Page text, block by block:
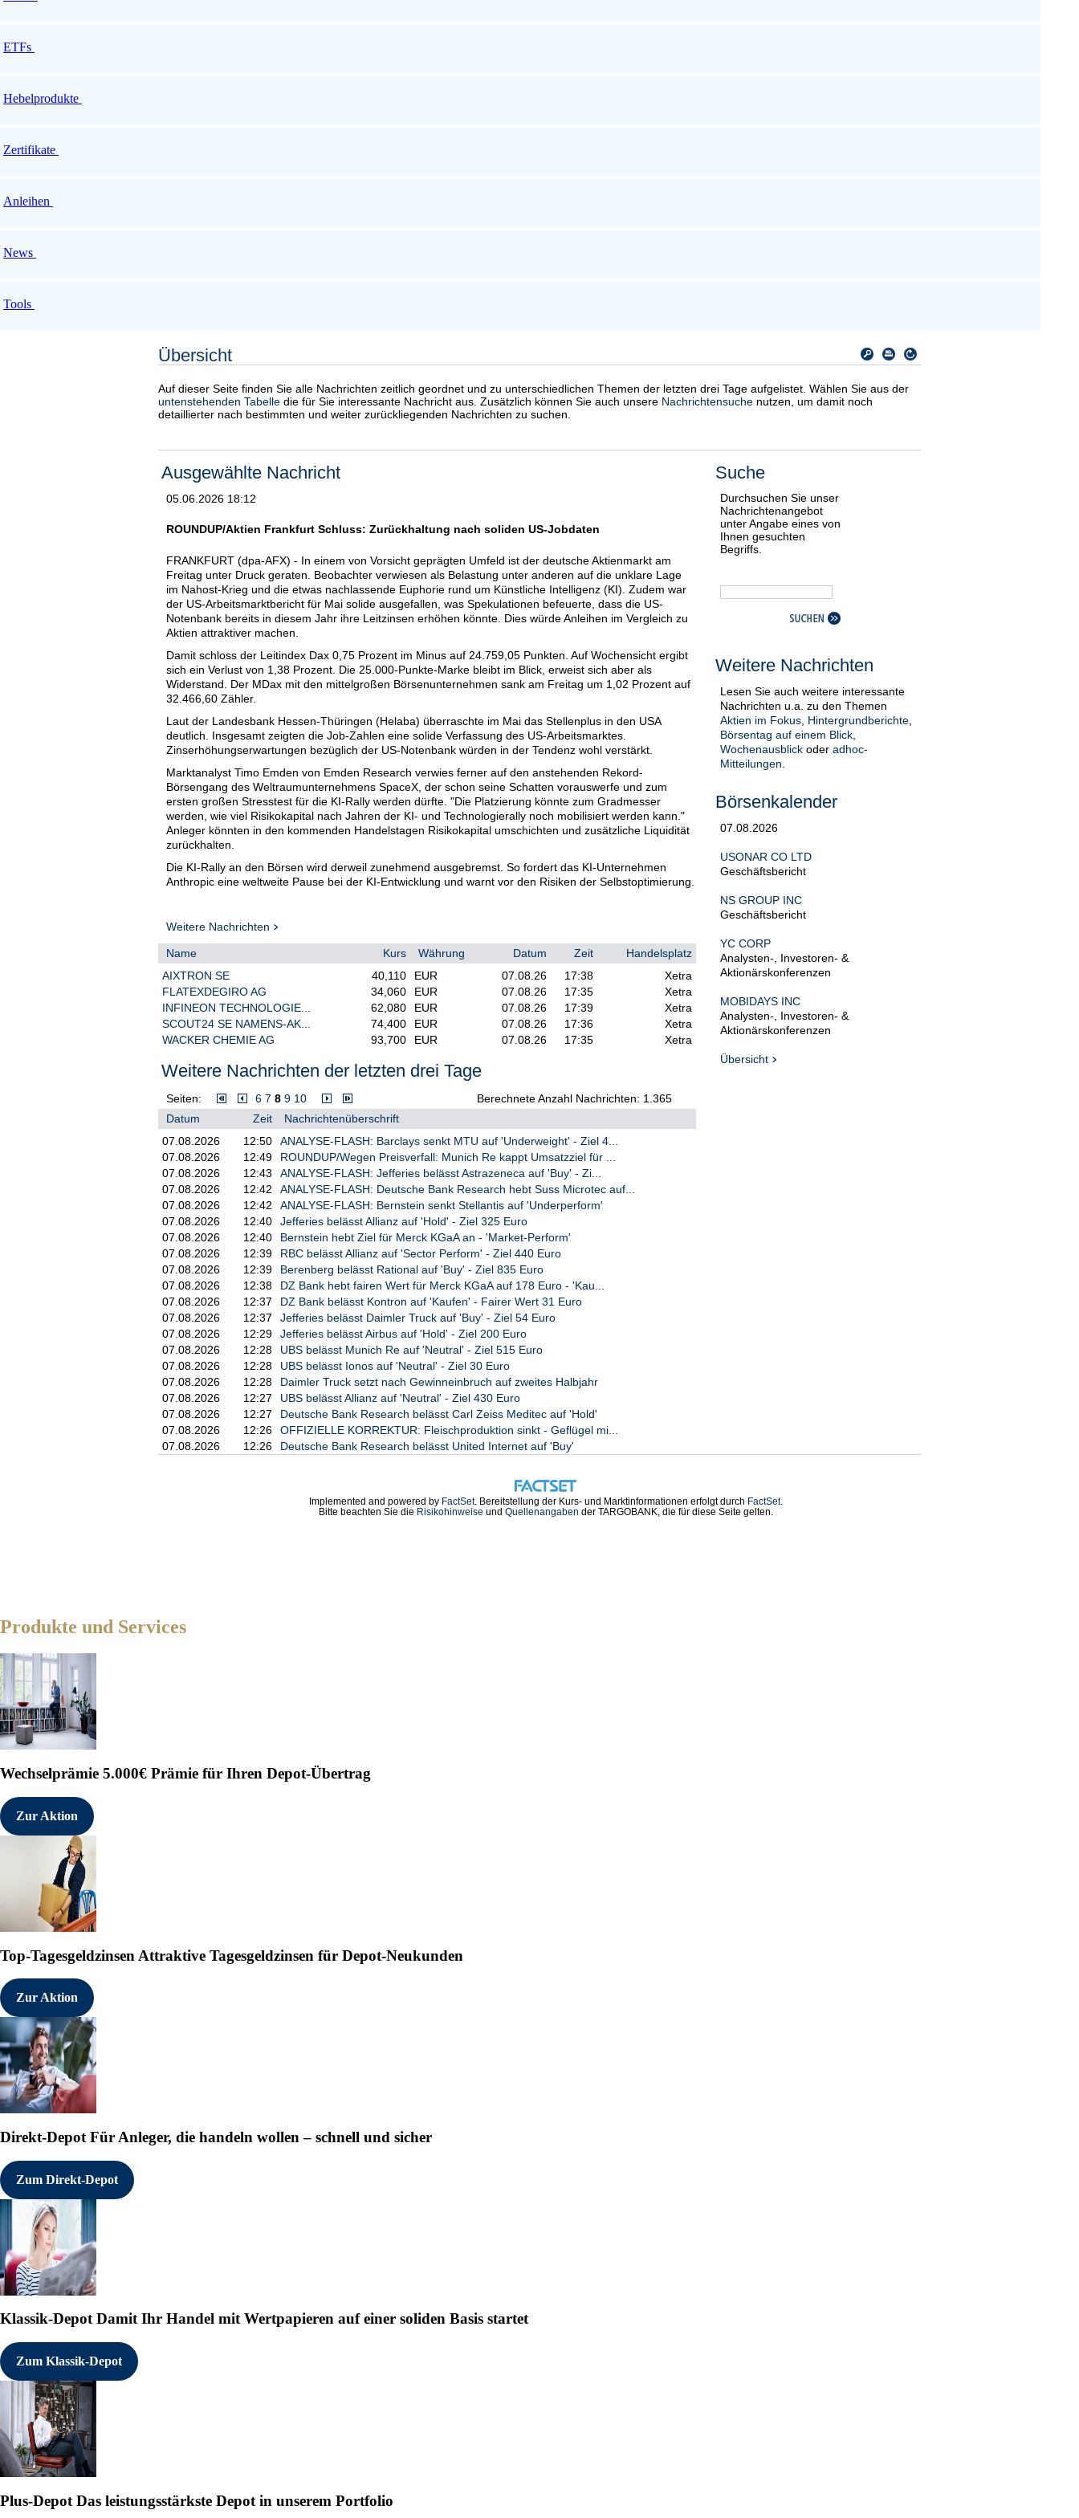
ETFs
Hebelprodukte
Zertifikate
Anleihen
News
Tools
Übersicht
Auf dieser Seite finden Sie alle Nachrichten zeitlich geordnet und zu unterschiedlichen Themen der letzten drei Tage aufgelistet. Wählen Sie aus der
untenstehenden Tabelle die für Sie interessante Nachricht aus. Zusätzlich können Sie auch unsere Nachrichtensuche nutzen, um damit noch
detaillierter nach bestimmten und weiter zurückliegenden Nachrichten zu suchen.
Ausgewählte Nachricht
05.06.2026 18:12
ROUNDUP/Aktien Frankfurt Schluss: Zurückhaltung nach soliden US-Jobdaten
FRANKFURT (dpa-AFX) - In einem von Vorsicht geprägten Umfeld ist der deutsche Aktienmarkt am
Freitag unter Druck geraten. Beobachter verwiesen als Belastung unter anderen auf die unklare Lage
im Nahost-Krieg und die etwas nachlassende Euphorie rund um Künstliche Intelligenz (KI). Zudem war
der US-Arbeitsmarktbericht für Mai solide ausgefallen, was Spekulationen befeuerte, dass die US-
Notenbank bereits in diesem Jahr ihre Leitzinsen erhöhen könnte. Dies würde Anleihen im Vergleich zu
Aktien attraktiver machen.
Damit schloss der Leitindex Dax 0,75 Prozent im Minus auf 24.759,05 Punkten. Auf Wochensicht ergibt
sich ein Verlust von 1,38 Prozent. Die 25.000-Punkte-Marke bleibt im Blick, erweist sich aber als
Widerstand. Der MDax mit den mittelgroßen Börsenunternehmen sank am Freitag um 1,02 Prozent auf
32.466,60 Zähler.
Laut der Landesbank Hessen-Thüringen (Helaba) überraschte im Mai das Stellenplus in den USA
deutlich. Insgesamt zeigten die Job-Zahlen eine solide Verfassung des US-Arbeitsmarktes.
Zinserhöhungserwartungen bezüglich der US-Notenbank würden in der Tendenz wohl verstärkt.
Marktanalyst Timo Emden von Emden Research verwies ferner auf den anstehenden Rekord-
Börsengang des Weltraumunternehmens SpaceX, der schon seine Schatten vorauswerfe und zum
ersten großen Stresstest für die KI-Rally werden dürfte. "Die Platzierung könnte zum Gradmesser
werden, wie viel Risikokapital nach Jahren der KI- und Technologierally noch mobilisiert werden kann."
Anleger könnten in den kommenden Handelstagen Risikokapital umschichten und zusätzliche Liquidität
zurückhalten.
Die KI-Rally an den Börsen wird derweil zunehmend ausgebremst. So fordert das KI-Unternehmen
Anthropic eine weltweite Pause bei der KI-Entwicklung und warnt vor den Risiken der Selbstoptimierung.
Unternehmen zusätzlich belasten.
Auf dem deutschen Parkett gaben Chipwerte am Freitag nochmals nach. Infineon weiteten ihren
Vortagesverlust um gut neun Prozent aus. Aixtron verloren im MDax fast fünf Prozent. Auch im
Nebenwerteindex SDax lagen Halbleiterwerte mit hohen Abschlägen hinten.
Wacker Chemie setzte zusätzlich eine Verkaufsempfehlung der US-Bank Citigroup zu, die Papiere
sanken am MDax-Ende um fast sechs Prozent. Der Markt überschätze wohl die Chancen im
Halbleitergeschäft, hieß es.
positive Tendenz der letzten Wochen. Am Vortag hatte Analyst Adam Berlin von der US-Bank Goldman
Sachs mit einer Kaufempfehlung auf zweistelliges Gewinnwachstum und steigende Margen gesetzt.
Die Aktien von Flatexdegiro gewannen fast drei Prozent. In einer Branchenanalyse der Berenberg Bank
war der Online-Broker sehr gut weggekommen. Das Unternehmen biete bis 2028 die stärksten
Gewinnaussichten im Sektor bei der niedrigsten Aktienbewertung, schrieb Experte Christoph Greulich.
Auf europäischer Ebene kam der Eurozonen-Leitindex EuroStoxx 50 auf ein Minus von 0,68 Prozent auf
6.062,07 Punkte. Der Londoner FTSE 100 und der Züricher SMI hingegen legten etwas zu. In New York
gab der Dow Jones Industrial zum europäischen Börsenschluss um 0,6 Prozent nach./la/stk
--- Von Lutz Alexander, dpa-AFX ---
Weitere Nachrichten
Name Kurs Währung Datum Zeit
Handelsplatz
AIXTRON SE
40,110 EUR 07.08.26 17:38
Xetra
FLATEXDEGIRO AG
34,060 EUR 07.08.26 17:35
Xetra
INFINEON TECHNOLOGIE...
62,080 EUR 07.08.26 17:39
Xetra
SCOUT24 SE NAMENS-AK...
74,400 EUR 07.08.26 17:36
Xetra
WACKER CHEMIE AG
93,700 EUR 07.08.26 17:35 Xetra
Weitere Nachrichten der letzten drei Tage
Seiten: 6 7 8 9 10
Berechnete Anzahl Nachrichten: 1.365
Datum
Zeit
Nachrichtenüberschrift
07.08.2026
12:50
ANALYSE-FLASH: Barclays senkt MTU auf 'Underweight' - Ziel 4...
07.08.2026
12:49
ROUNDUP/Wegen Preisverfall: Munich Re kappt Umsatzziel für ...
07.08.2026
12:43
ANALYSE-FLASH: Jefferies belässt Astrazeneca auf 'Buy' - Zi...
07.08.2026
12:42
ANALYSE-FLASH: Deutsche Bank Research hebt Suss Microtec auf...
07.08.2026
12:42
ANALYSE-FLASH: Bernstein senkt Stellantis auf 'Underperform'
07.08.2026
12:40
Jefferies belässt Allianz auf 'Hold' - Ziel 325 Euro
07.08.2026
12:40
Bernstein hebt Ziel für Merck KGaA an - 'Market-Perform'
07.08.2026
12:39
RBC belässt Allianz auf 'Sector Perform' - Ziel 440 Euro
07.08.2026
12:39
Berenberg belässt Rational auf 'Buy' - Ziel 835 Euro
07.08.2026
12:38
DZ Bank hebt fairen Wert für Merck KGaA auf 178 Euro - 'Kau...
07.08.2026
12:37
DZ Bank belässt Kontron auf 'Kaufen' - Fairer Wert 31 Euro
07.08.2026
12:37
Jefferies belässt Daimler Truck auf 'Buy' - Ziel 54 Euro
07.08.2026
12:29
Jefferies belässt Airbus auf 'Hold' - Ziel 200 Euro
07.08.2026
12:28
UBS belässt Munich Re auf 'Neutral' - Ziel 515 Euro
07.08.2026
12:28
UBS belässt Ionos auf 'Neutral' - Ziel 30 Euro
07.08.2026
12:28
Daimler Truck setzt nach Gewinneinbruch auf zweites Halbjahr
07.08.2026
12:27
UBS belässt Allianz auf 'Neutral' - Ziel 430 Euro
07.08.2026
12:27
Deutsche Bank Research belässt Carl Zeiss Meditec auf 'Hold'
07.08.2026
12:26
OFFIZIELLE KORREKTUR: Fleischproduktion sinkt - Geflügel mi...
07.08.2026
12:26 Deutsche Bank Research belässt United Internet auf 'Buy'
Suche
Durchsuchen Sie unser
Nachrichtenangebot
unter Angabe eines von
Ihnen gesuchten
Begriffs.
Weitere Nachrichten
Lesen Sie auch weitere interessante
Nachrichten u.a. zu den Themen
Aktien im Fokus Hintergrundberichte
Börsentag auf einem Blick
Wochenausblick oder adhoc-
Mitteilungen
Börsenkalender
07.08.2026
USONAR CO LTD
Geschäftsbericht
NS GROUP INC
Geschäftsbericht
YC CORP
Analysten-, Investoren- &
Aktionärskonferenzen
MOBIDAYS INC
Analysten-, Investoren- &
Aktionärskonferenzen
Übersicht
Implemented and powered by FactSet. Bereitstellung der Kurs- und Marktinformationen erfolgt durch FactSet.
Bitte beachten Sie die Risikohinweise und Quellenangaben der TARGOBANK, die für diese Seite gelten.
Produkte und Services
Wechselprämie 5.000€ Prämie für Ihren Depot-Übertrag
Zur Aktion
Top-Tagesgeldzinsen Attraktive Tagesgeldzinsen für Depot-Neukunden
Zur Aktion
Direkt-Depot Für Anleger, die handeln wollen – schnell und sicher
Zum Direkt-Depot
Klassik-DepotDamit Ihr Handel mit Wertpapieren auf einer soliden Basis startet
Zum Klassik-Depot
Plus-Depot Das leistungsstärkste Depot in unserem Portfolio